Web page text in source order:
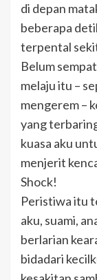
di depan
beberapa
terpental
Belum
melaju itu –
mengerem –
yang
kuasa aku
menjerit
Shock!
Peristiwa itu
aku, suami,
berlarian
bidadari